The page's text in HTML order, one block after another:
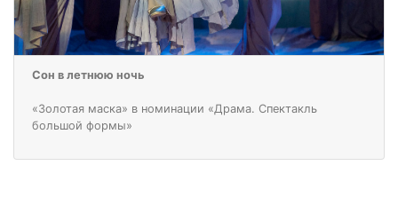
Сон в летнюю ночь
«Золотая маска» в номинации «Драма. Спектакль
большой формы»